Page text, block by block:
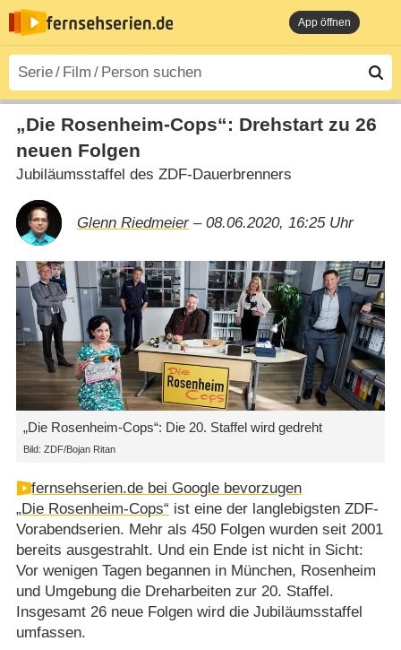
App öffnen
„Die Rosenheim-Cops“: Drehstart zu 26
neuen Folgen
Jubiläumsstaffel des ZDF-Dauerbrenners
Glenn Riedmeier– 08.06.2020, 16:25 Uhr
„Die Rosenheim-Cops“: Die 20. Staffel wird gedreht
Bild: ZDF/Bojan Ritan
fernsehserien.de bei Google bevorzugen
„Die Rosenheim-Cops“ ist eine der langlebigsten ZDF-
Vorabendserien. Mehr als 450 Folgen wurden seit 2001
bereits ausgestrahlt. Und ein Ende ist nicht in Sicht:
Vor wenigen Tagen begannen in München, Rosenheim
und Umgebung die Dreharbeiten zur 20. Staffel.
Insgesamt 26 neue Folgen wird die Jubiläumsstaffel
umfassen.